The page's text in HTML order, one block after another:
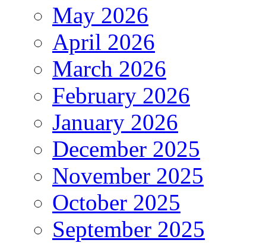
May 2026
April 2026
March 2026
February 2026
January 2026
December 2025
November 2025
October 2025
September 2025